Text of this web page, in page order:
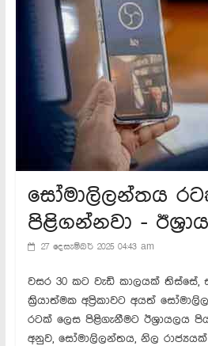
සෝමාලිලන්තය
පිළිගන්නවා -
27 දෙසැම්බර් 2025 04:43 am
වසර 30 කට වැඩි කාලයක් තිස්සේ,
ක්‍රියාත්මක අප්‍රිකාවට අයත්
රටක් ලෙස පිළිගැනීමට ඊශ්‍රායලය
අනුව, සෝමාලිලන්තය, නිල